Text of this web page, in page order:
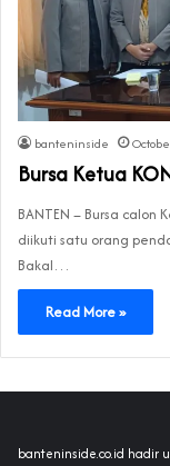
banteninside
Bursa Ketua
BANTEN – Bursa
diikuti satu orang
Bakal…
Read More »
banteninside.co.id